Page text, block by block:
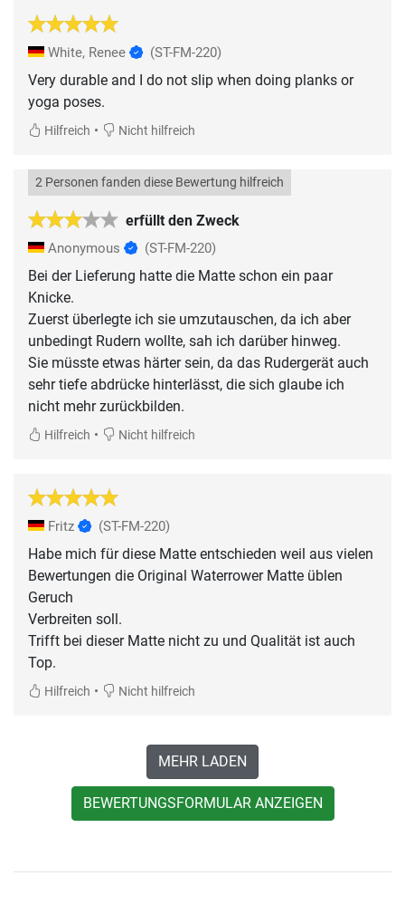
White, Renee (ST-FM-220)
Very durable and I do not slip when doing planks or
yoga poses.
Hilfreich • Nicht hilfreich
erfüllt den Zweck
2 Personen fanden diese Bewertung hilfreich
Anonymous (ST-FM-220)
Bei der Lieferung hatte die Matte schon ein paar
Knicke.
Zuerst überlegte ich sie umzutauschen, da ich aber
unbedingt Rudern wollte, sah ich darüber hinweg.
Sie müsste etwas härter sein, da das Rudergerät auch
sehr tiefe abdrücke hinterlässt, die sich glaube ich
nicht mehr zurückbilden.
Hilfreich • Nicht hilfreich
Fritz (ST-FM-220)
Habe mich für diese Matte entschieden weil aus vielen
Bewertungen die Original Waterrower Matte üblen
Geruch
Verbreiten soll.
Trifft bei dieser Matte nicht zu und Qualität ist auch
Top.
Hilfreich • Nicht hilfreich
MEHR LADEN
BEWERTUNGSFORMULAR ANZEIGEN